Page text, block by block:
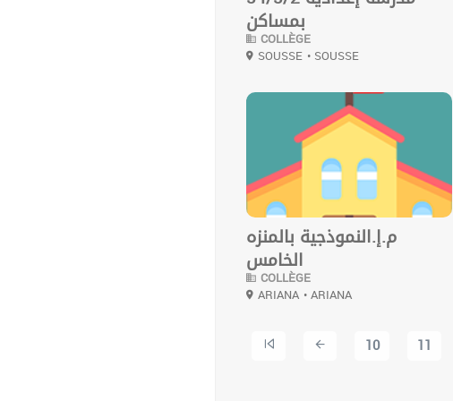
بمساكن
COLLÈGE
SOUSSE • SOUSSE
م.إ.النموذجية بالمنزه
الخامس
COLLÈGE
ARIANA • ARIANA
10 11